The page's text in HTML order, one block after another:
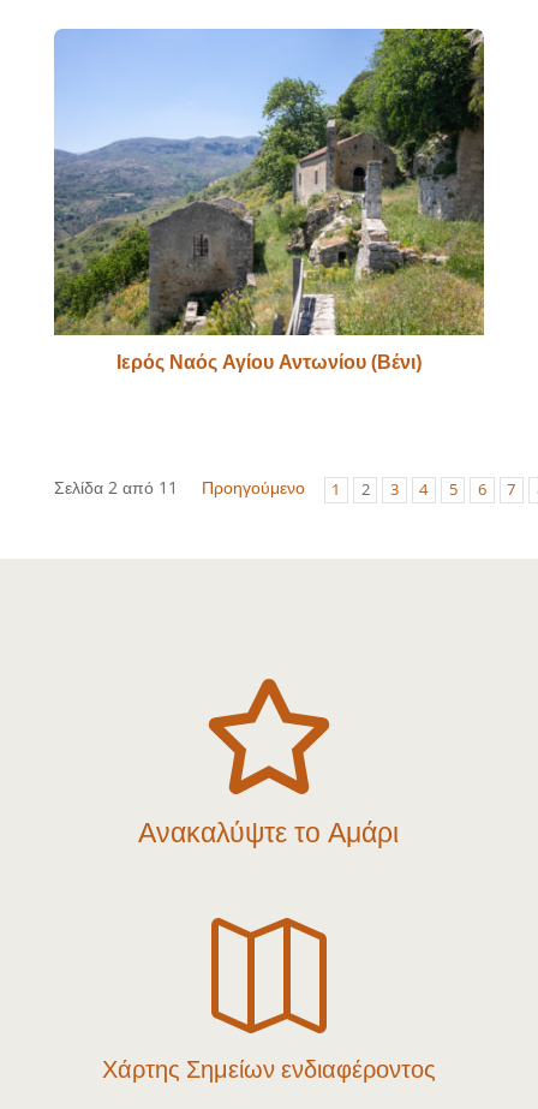
Ιερός Ναός Αγίου Αντωνίου (Βένι)
Σελίδα 2 από 11 Προηγούμενο 1 2 3 4 5 6 7

Ανακαλύψτε το Αμάρι

Χάρτης Σημείων ενδιαφέροντος